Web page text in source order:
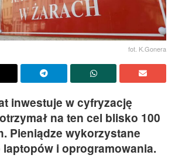
fot. K.Gonera
inwestuje w cyfryzację
na ten cel blisko 100
Pieniądze wykorzystane
i oprogramowania.